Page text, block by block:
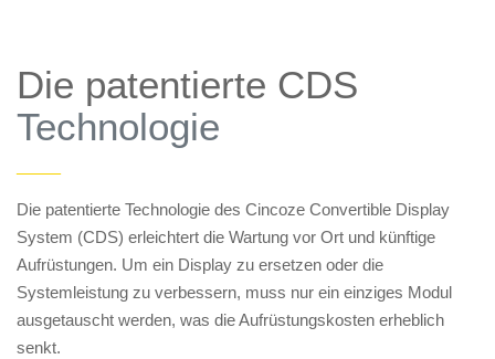
Die patentierte CDS
Technologie
——
Die patentierte Technologie des Cincoze Convertible Display
System (CDS) erleichtert die Wartung vor Ort und künftige
Aufrüstungen. Um ein Display zu ersetzen oder die
Systemleistung zu verbessern, muss nur ein einziges Modul
ausgetauscht werden, was die Aufrüstungskosten erheblich
senkt.